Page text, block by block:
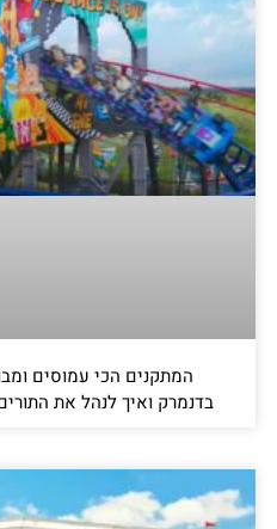
המתקנים הכי עמוסים
בדנמרק ואיך לנהל את